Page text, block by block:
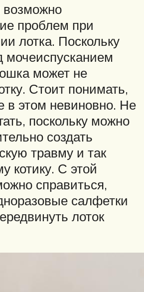
возможно
проблем при
лотка. Поскольку
мочеиспусканием
может не
Стоит понимать,
в этом невиновно. Не
поскольку можно
создать
травму и так
котику. С этой
справиться,
салфетки
лоток